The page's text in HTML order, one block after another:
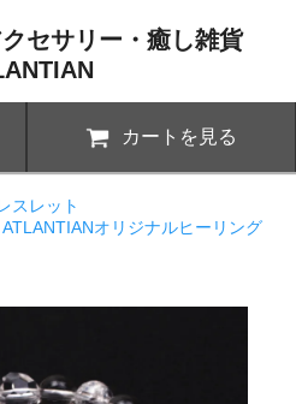
セサリー・癒し雑貨
カートを見る
スレット
ATLANTIANオリジナルヒーリング